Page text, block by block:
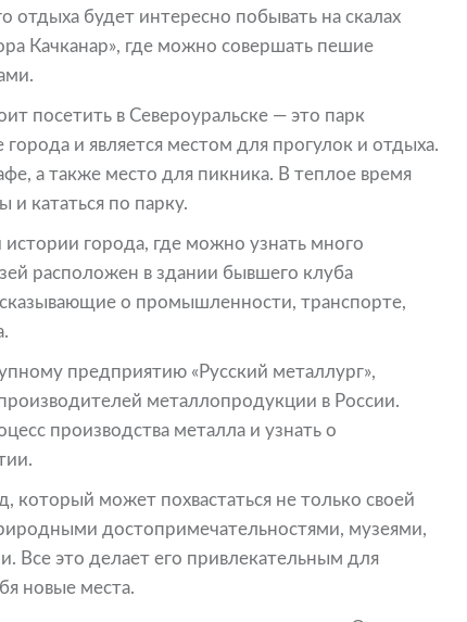
будет интересно побывать на скалах
Качканар», где можно совершать пешие
посетить в Североуральске — это парк
и является местом для прогулок и отдыха.
а также место для пикника. В теплое время
и кататься по парку.
истории города, где можно узнать много
расположен в здании бывшего клуба
о промышленности, транспорте,
предприятию «Русский металлург»,
металлопродукции в России.
производства металла и узнать о
который может похвастаться не только своей
достопримечательностями, музеями,
Все это делает его привлекательным для
новые места.